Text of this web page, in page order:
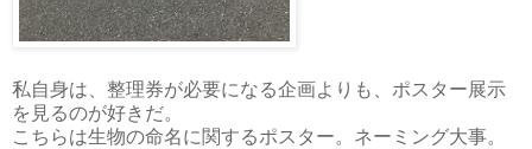
私自身は、整理券が必要になる企画よりも、ポスター展示
を見るのが好きだ。
こちらは生物の命名に関するポスター。ネーミング大事。